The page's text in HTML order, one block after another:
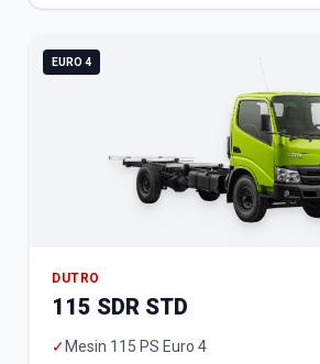
EURO 4
DUTRO
115 SDR STD
✓ Mesin 115 PS Euro 4